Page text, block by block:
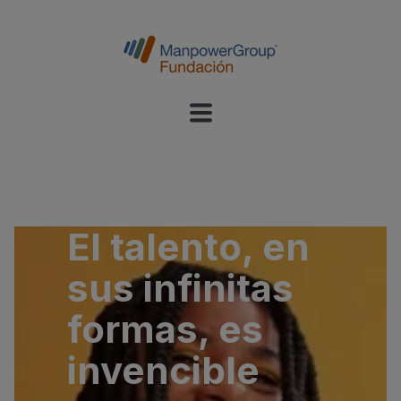
El talento, en
sus infinitas
formas, es
invencible